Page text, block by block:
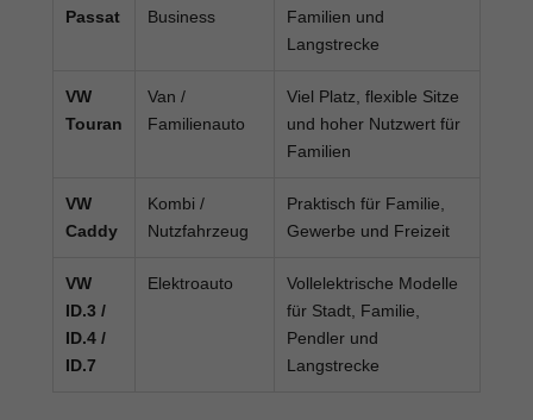
Passat
Business
Familien und
Langstrecke
VW
Touran
Van /
Familienauto
Viel Platz, flexible Sitze
und hoher Nutzwert für
Familien
VW
Caddy
Kombi /
Nutzfahrzeug
Praktisch für Familie,
Gewerbe und Freizeit
VW
ID.3 /
ID.4 /
ID.7
Elektroauto
Vollelektrische Modelle
für Stadt, Familie,
Pendler und
Langstrecke